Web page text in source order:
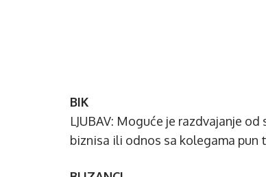
BIK
LJUBAV: Moguće je razdvajanje
biznisa ili odnos sa kolegama pun